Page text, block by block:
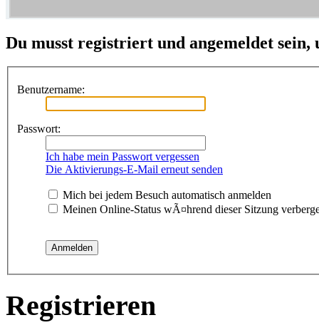
Du musst registriert und angemeldet sein,
Benutzername:
Passwort:
Ich habe mein Passwort vergessen
Die Aktivierungs-E-Mail erneut senden
Mich bei jedem Besuch automatisch anmelden
Meinen Online-Status wÃ¤hrend dieser Sitzung
Registrieren